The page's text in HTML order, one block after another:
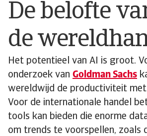
De belofte
de
Het potentieel van AI is groot.
onderzoek van Goldman Sachs
wereldwijd de productiviteit met
Voor de internationale handel
tools kan bieden die enorme
om trends te voorspellen, zoals